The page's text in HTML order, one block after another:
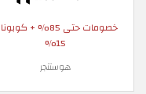
خصومات حتى 85% +
15%
هوستنجر